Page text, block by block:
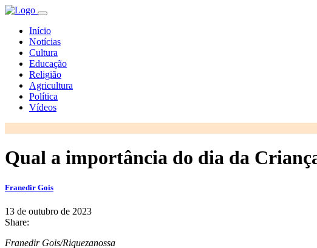
Início
Notícias
Cultura
Educação
Religião
Agricultura
Política
Vídeos
Qual a importância do dia da
Franedir Gois
13 de outubro de 2023
Share:
Franedir Gois/Riquezanossa